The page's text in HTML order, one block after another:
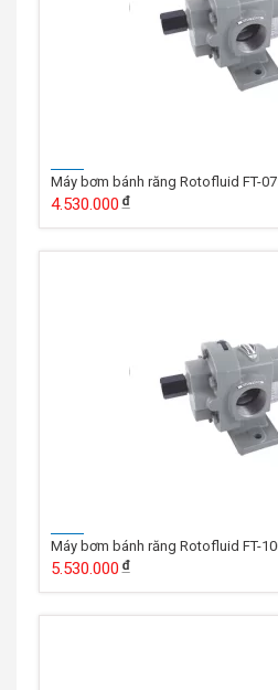
Máy bơm bánh răng Rotofluid FT-
4.530.000
Máy bơm bánh răng Rotofluid FT-
5.530.000